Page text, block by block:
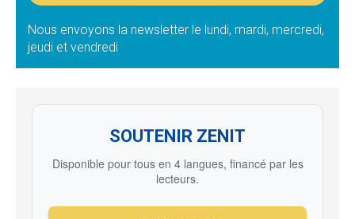
Nous envoyons la newsletter le lundi, mardi, mercredi,
jeudi et vendredi
SOUTENIR ZENIT
Disponible pour tous en 4 langues, financé par les
lecteurs.